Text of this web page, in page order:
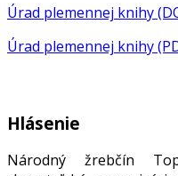
Úrad plemennej knihy
Úrad plemennej knihy
Hlásenie
Národný žrebčín